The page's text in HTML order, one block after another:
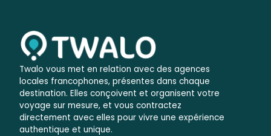
Twalo vous met en relation avec des agences
locales francophones, présentes dans chaque
destination. Elles conçoivent et organisent votre
voyage sur mesure, et vous contractez
directement avec elles pour vivre une expérience
authentique et unique.